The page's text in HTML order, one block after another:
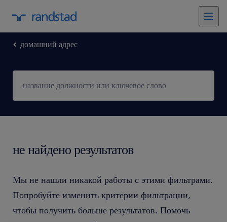
домашний адрес
не найдено результатов
Мы не нашли никакой работы с этими фильтрами.
Попробуйте изменить критерии фильтрации,
чтобы получить больше результатов. Помочь